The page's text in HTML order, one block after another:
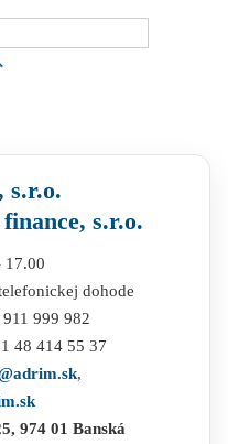
s.r.o.
17.00
dohode
999 982
48 414 55 37
,
974 01 Banská